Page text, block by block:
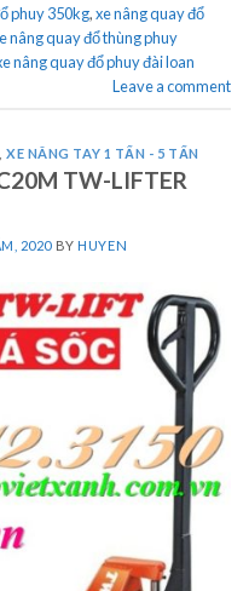
phuy 350kg,xe nâng quay đổ
nâng quay đổ thùng phuy
nâng quay đổ phuy đài loan
Leave a comment
,XE NÂNG TAY 1 TẤN - 5 TẤN
TW-LIFTER
2020 BYHUYEN